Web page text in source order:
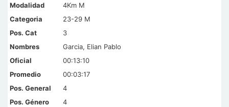
4Km M
23-29 M
3
Garcia, Elian Pablo
00:13:10
00:03:17
4
4